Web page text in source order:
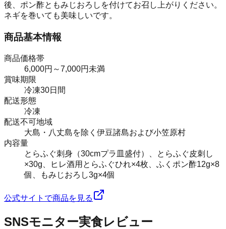
後、ポン酢ともみじおろしを付けてお召し上がりください。
ネギを巻いても美味しいです。
商品基本情報
商品価格帯
6,000円～7,000円未満
賞味期限
冷凍30日間
配送形態
冷凍
配送不可地域
大島・八丈島を除く伊豆諸島および小笠原村
内容量
とらふぐ刺身（30cmプラ皿盛付）、とらふぐ皮刺し
×30g、ヒレ酒用とらふぐひれ×4枚、ふくポン酢12g×8
個、もみじおろし3g×4個
公式サイトで商品を見る
SNSモニター実食レビュー